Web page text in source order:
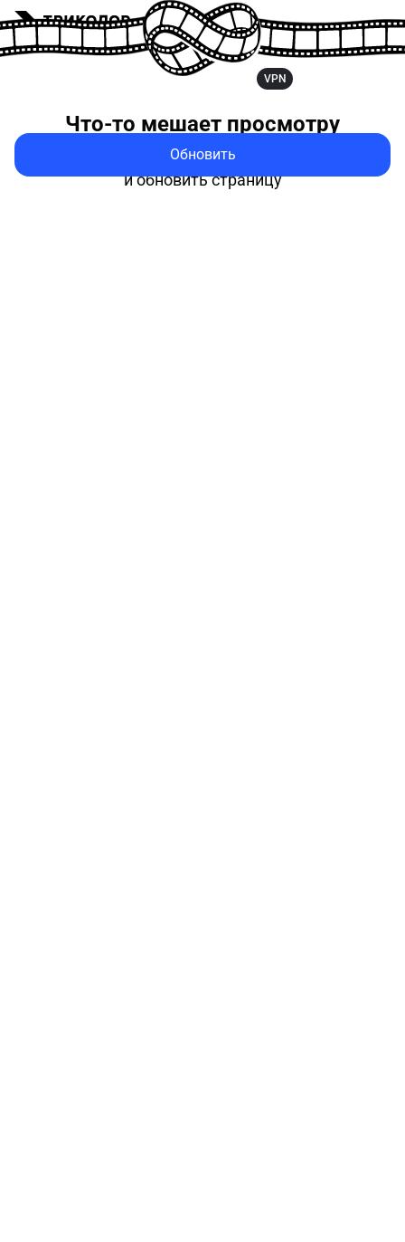
VPN
Что-то мешает просмотру
Попробуйте выключить VPN
и обновить страницу
Обновить